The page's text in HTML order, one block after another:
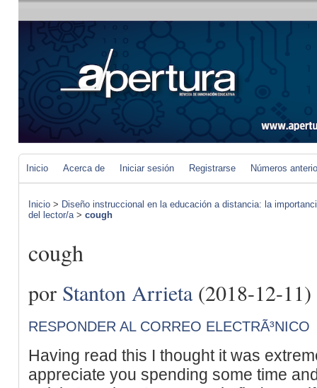
Inicio Acerca de Iniciar sesión Registrarse Números
Inicio > Diseño instruccional en la educación a distancia: la
del lector/a> cough
cough
por Stanton Arrieta(2018-12-11)
RESPONDER AL CORREO ELECTRÃ³NICO
Having read this I thought it was
appreciate you spending some time